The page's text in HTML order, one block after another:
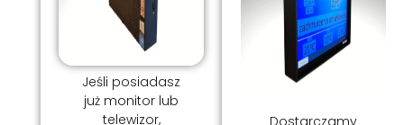
Jeśli posiadasz
już monitor lub
telewizor,